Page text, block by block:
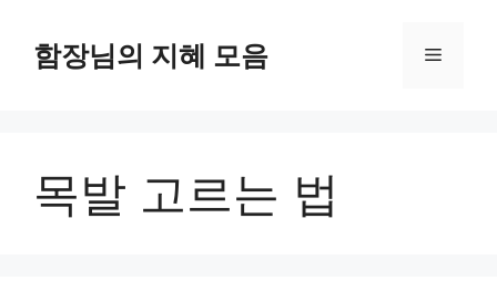
함장님의 지혜 모음 메
목발 고르는 법